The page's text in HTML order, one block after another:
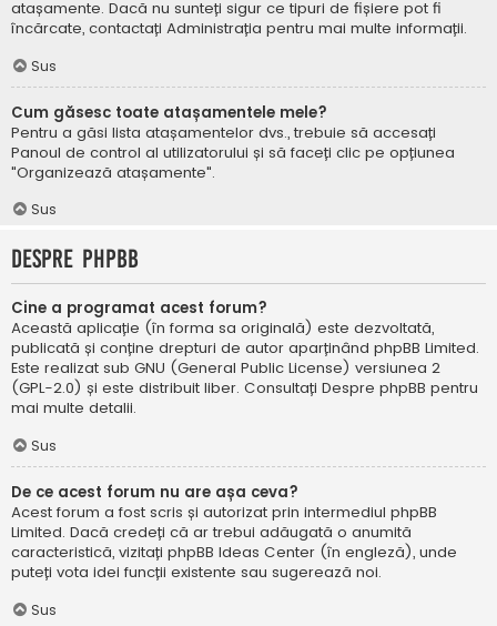
atașamente. Dacă nu sunteți sigur ce tipuri de fișiere pot fi
încărcate, contactați Administrația pentru mai multe informații.
Sus
Cum găsesc toate atașamentele mele?
Pentru a găsi lista atașamentelor dvs., trebuie să accesați
Panoul de control al utilizatorului și să faceți clic pe opțiunea
"Organizează atașamente".
Sus
Despre phpBB
Cine a programat acest forum?
Această aplicație (în forma sa originală) este dezvoltată,
publicată și conține drepturi de autor aparținând phpBB Limited.
Este realizat sub GNU (General Public License) versiunea 2
(GPL-2.0) și este distribuit liber. Consultați Despre phpBB pentru
mai multe detalii.
Sus
De ce acest forum nu are așa ceva?
Acest forum a fost scris și autorizat prin intermediul phpBB
Limited. Dacă credeți că ar trebui adăugată o anumită
caracteristică, vizitați phpBB Ideas Center (în engleză), unde
puteți vota idei funcții existente sau sugerează noi.
Sus